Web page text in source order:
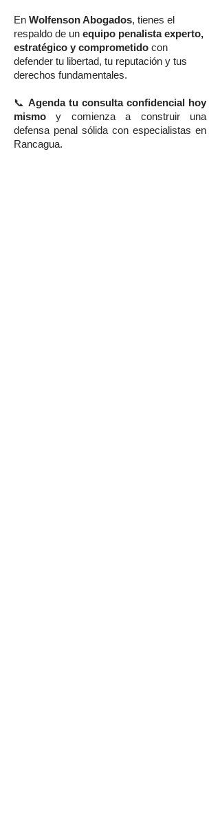
En Wolfenson Abogados, tienes el
respaldo de un equipo penalista experto,
estratégico y comprometido con
defender tu libertad, tu reputación y tus
derechos fundamentales.
📞 Agenda tu consulta confidencial hoy
mismo y comienza a construir una
defensa penal sólida con especialistas en
Rancagua.